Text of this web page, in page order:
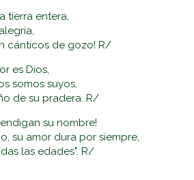
tierra entera,
cánticos de gozo! R/
es Dios,
somos suyos,
de su pradera. R/
su nombre!
su amor dura por siempre,
las edades". R/